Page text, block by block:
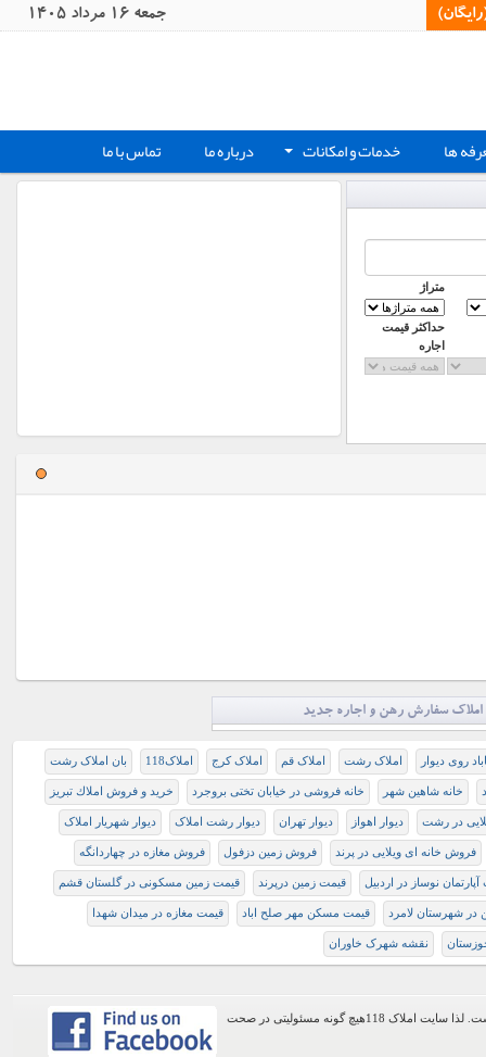
جمعه 16 مرداد 1405
ها + خدمات و امکانات درباره ما تماس با ما
متراژ
حداکثر قیمت
اجاره
املاک سفارش رهن و اجاره جدید
روی دیوار املاک رشت املاک قم املاک کرج املاک118 بان املاک رشت
خانه شاهین شهر خانه فروشی در خیابان تختی بروجرد خريد و فروش املاك تبريز
در رشت دیوار اهواز دیوار تهران دیوار رشت املاک دیوار شهریار املاک
فروش خانه ای ویلایی در پرند فروش زمین دزفول فروش مغازه در چهاردانگه
نوساز در اردبیل قیمت زمین درپرند قیمت زمین مسکونی در گلستان قشم
شهرستان لامرد قیمت مسکن مهر صلح اباد قیمت مغازه در میدان شهدا
نقشه شهرک خاوران
اطلاعات موجود در این وب سایت از طریق کاربران عمومی سایت ثبت شده است. لذا سایت املاک 118هیچ گونه مسئولیتی در صحت